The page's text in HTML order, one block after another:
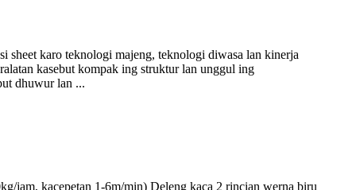
sheet karo teknologi majeng, teknologi diwasa lan kinerja
kasebut kompak ing struktur lan unggul ing
dhuwur lan ...
jam, kacepetan 1-6m/min) Deleng kaca 2 rincian werna biru